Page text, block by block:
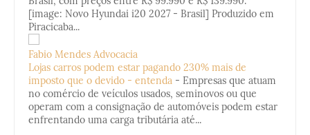
[image: Novo Hyundai i20 2027 - Brasil] Produzido em
Piracicaba...
Fabio Mendes Advocacia
Lojas carros podem estar pagando 230% mais de
imposto que o devido - entenda - Empresas que atuam
no comércio de veículos usados, seminovos ou que
operam com a consignação de automóveis podem estar
enfrentando uma carga tributária até...